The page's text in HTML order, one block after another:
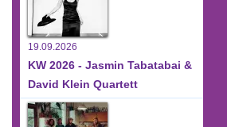
19.09.2026
KW 2026 - Jasmin Tabatabai &
David Klein Quartett